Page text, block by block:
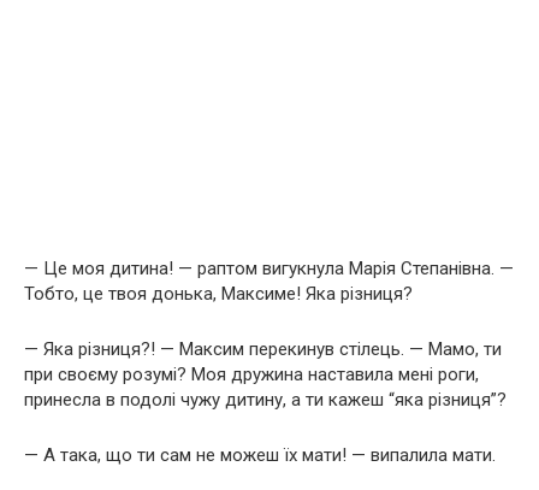
— Це моя дитина! — раптом вигукнула Марія Степанівна. —
Тобто, це твоя донька, Максиме! Яка різниця?
— Яка різниця?! — Максим перекинув стілець. — Мамо, ти
при своєму розумі? Моя дружина наставила мені роги,
принесла в подолі чужу дитину, а ти кажеш “яка різниця”?
— А така, що ти сам не можеш їх мати! — випалила мати.